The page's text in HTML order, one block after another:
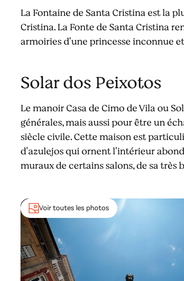
La Fontaine de Santa Cristina est la
Cristina. La Fonte de Santa Cristina
armoiries d'une princesse inconnue
Solar dos Peixotos
Le manoir Casa de Cimo de Vila ou
générales, mais aussi pour être un
siècle civile. Cette maison est
d'azulejos qui ornent l'intérieur
muraux de certains salons, de sa
Voir toutes les photos